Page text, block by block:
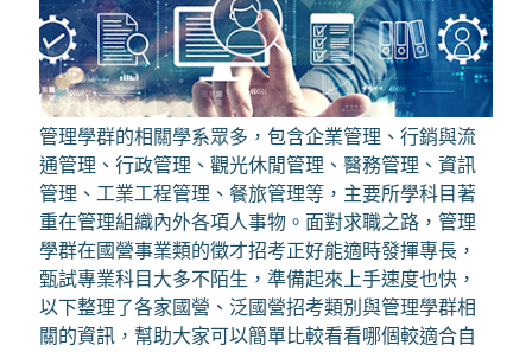
管理學群的相關學系眾多，包含企業管理、行銷與流
通管理、行政管理、觀光休閒管理、醫務管理、資訊
管理、工業工程管理、餐旅管理等，主要所學科目著
重在管理組織內外各項人事物。面對求職之路，管理
學群在國營事業類的徵才招考正好能適時發揮專長，
甄試專業科目大多不陌生，準備起來上手速度也快，
以下整理了各家國營、泛國營招考類別與管理學群相
關的資訊，幫助大家可以簡單比較看看哪個較適合自